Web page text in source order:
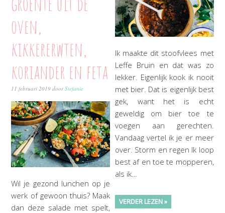
oven,
kikkererwten,
koriander en feta
11 februari 2019 doorStefanie
Wil je gezond lunchen op je
werk of gewoon thuis? Maak
dan deze salade met spelt,
Ik maakte dit stoofvlees met
Leffe Bruin en dat was zo
lekker. Eigenlijk kook ik nooit
met bier. Dat is eigenlijk best
gek, want het is echt
geweldig om bier toe te
voegen aan gerechten.
Vandaag vertel ik je er meer
over. Storm en regen Ik loop
best af en toe te mopperen,
als ik…
VERDER LEZEN »